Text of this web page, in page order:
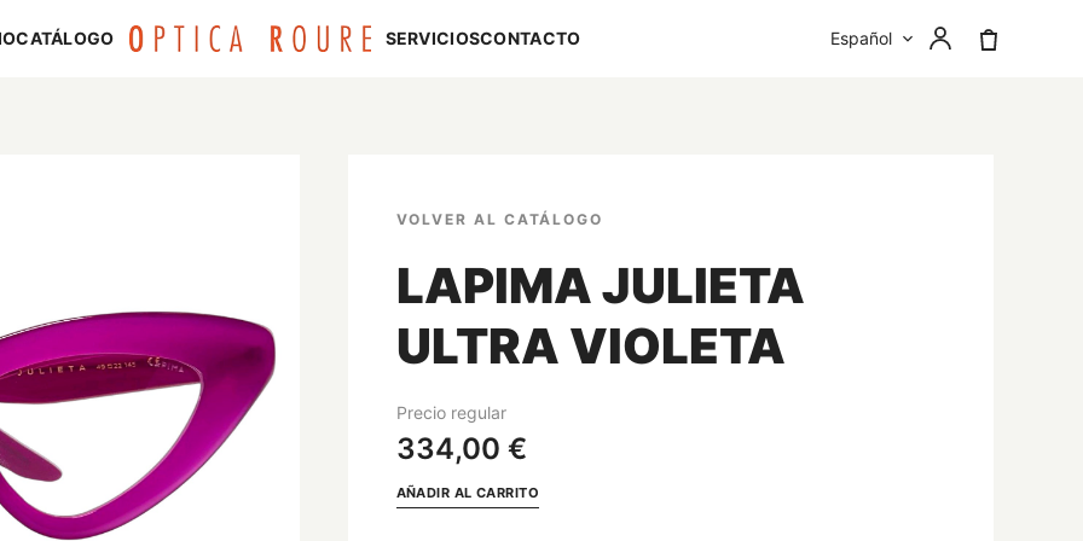
CATÁLOGO SERVICIOSCONTACTO
VOLVER AL CATÁLOGO
LAPIMA JULIETA
ULTRA VIOLETA
Precio regular
334,00 €
AÑADIR AL CARRITO